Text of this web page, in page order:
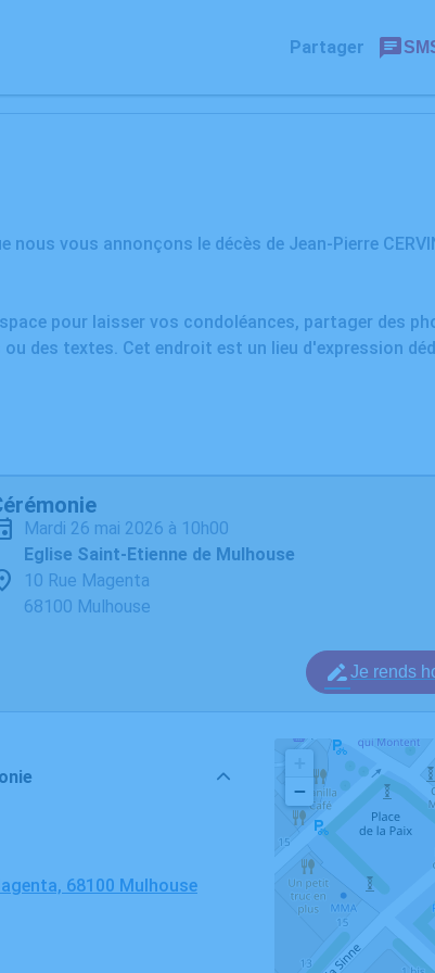
Partager
nous vous annonçons le décès de Jean-Pierre
pour laisser vos condoléances, partager des
des textes. Cet endroit est un lieu d'expression
mardi 26 mai 2026 à 10h00
Eglise Saint-Etienne de Mulhouse
10 Rue Magenta
68100 Mulhouse
Je rends
68100 Mulhouse
−